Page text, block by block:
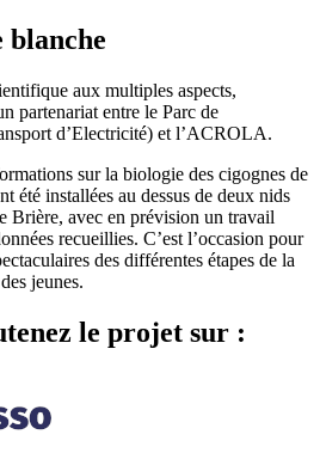
blanche
aux multiples aspects,
partenariat entre le Parc de
d’Electricité) et l’ACROLA.
sur la biologie des cigognes de
été installées au dessus de deux nids
Brière, avec en prévision un travail
recueillies. C’est l’occasion pour
des différentes étapes de la
jeunes.
le projet sur :